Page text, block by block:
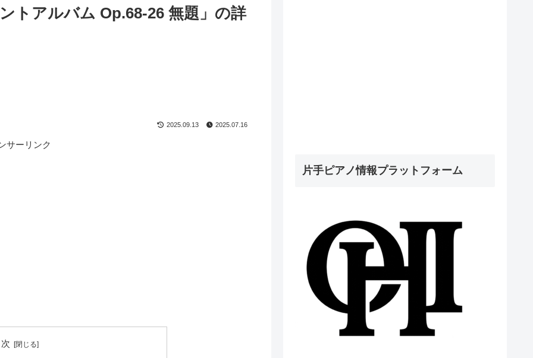
トアルバム Op.68-26 無題」の詳
2025.09.13 2025.07.16
サーリンク
片手ピアノ情報プラットフォーム